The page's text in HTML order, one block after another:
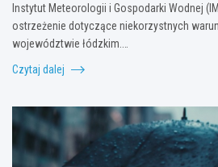
Instytut Meteorologii i Gospodarki Wodnej
ostrzeżenie dotyczące niekorzystnych
województwie łódzkim.…
Czytaj dalej